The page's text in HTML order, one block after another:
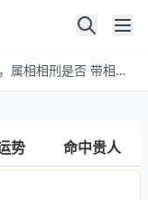
什么属相不能佩戴象牙，属相相刑是否 带相应属相的物品也不可以使用
势 命中贵人